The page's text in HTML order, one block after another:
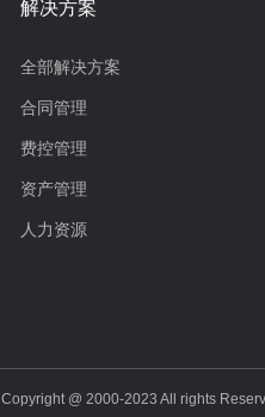
解决方案
全部解决方案
合同管理
费控管理
资产管理
人力资源
Copyright @ 2000-2023 All rights